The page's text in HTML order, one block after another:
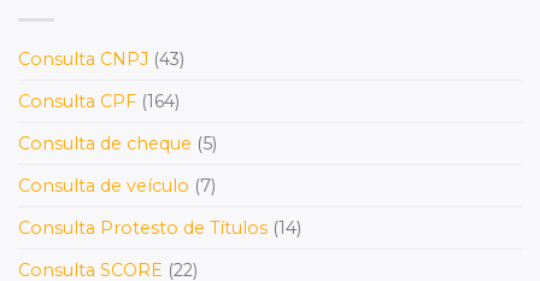
Consulta CNPJ (43)
Consulta CPF (164)
Consulta de cheque (5)
Consulta de veículo (7)
Consulta Protesto de Títulos (14)
Consulta SCORE (22)